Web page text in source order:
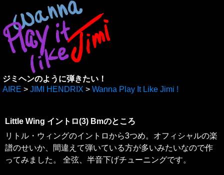
ジミヘンのように弾きたい！
AIRE > JIMI HENDRIX > Wanna Play It Like Jimi !
Little Wing イントロ(3) Bmのところ
リトル・ウィングのイントロから3つめ。オフィシャルの楽
譜のせいか、間違えて弾いている方が多いみたいなので作
ってみました。 全弦、半音下げチューニングです。